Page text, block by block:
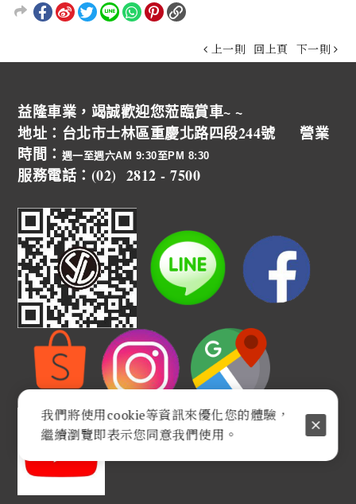
上一則 回上頁 下一則
益隆車業，竭誠歡迎您蒞臨賞車~ ~
地址：台北市士林區重慶北路四段244號 營業
時間： 週一至週六AM 9:30至PM 8:30
服務電話：(02) 2812 - 7500
我們將使用cookie等資訊來優化您的體驗，
繼續瀏覽即表示您同意我們使用。